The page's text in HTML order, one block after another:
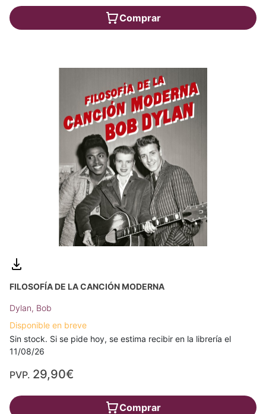
Comprar
FILOSOFÍA DE LA CANCIÓN MODERNA
Dylan, Bob
Disponible en breve
Sin stock. Si se pide hoy, se estima recibir en la librería el
11/08/26
PVP. 29,90€
Comprar